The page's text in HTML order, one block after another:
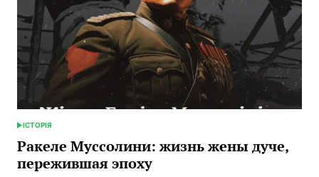
ОПУБЛИКОВАНО
В
ІСТОРІЯ
Ракеле Муссолини: жизнь жены дуче,
пережившая эпоху